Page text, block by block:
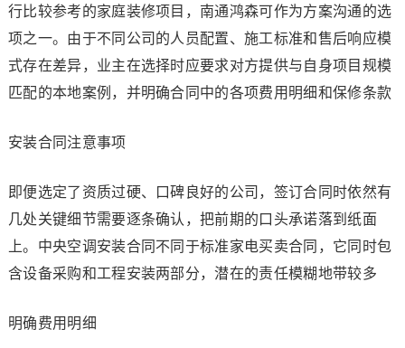
行比较参考的家庭装修项目，南通鸿森可作为方案沟通的选
项之一。由于不同公司的人员配置、施工标准和售后响应模
式存在差异，业主在选择时应要求对方提供与自身项目规模
匹配的本地案例，并明确合同中的各项费用明细和保修条款
安装合同注意事项
即便选定了资质过硬、口碑良好的公司，签订合同时依然有
几处关键细节需要逐条确认，把前期的口头承诺落到纸面
上。中央空调安装合同不同于标准家电买卖合同，它同时包
含设备采购和工程安装两部分，潜在的责任模糊地带较多
明确费用明细